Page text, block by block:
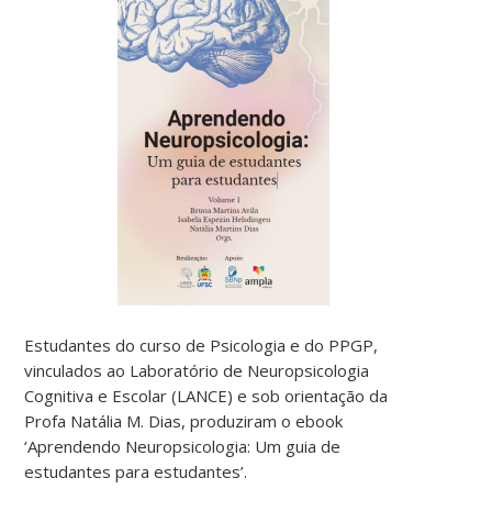
Estudantes do curso de Psicologia e do PPGP,
vinculados ao Laboratório de Neuropsicologia
Cognitiva e Escolar (LANCE) e sob orientação da
Profa Natália M. Dias, produziram o ebook
‘Aprendendo Neuropsicologia: Um guia de
estudantes para estudantes’.